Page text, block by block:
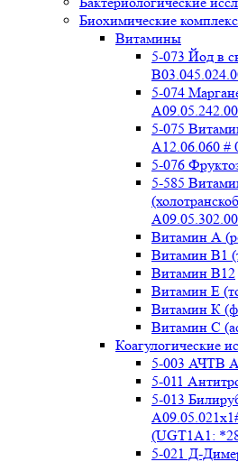
Биохимические
Витамины
5-073 Йод в
5-074
5-075
A12.06.060 #
5-076
5-585
Витамин А
Витамин В1
Витамин В12
Витамин Е
Витамин К
Витамин С
Коагулогические
5-003 АЧТВ
5-011
5-013
(UGT1A1:
5-021 Д-